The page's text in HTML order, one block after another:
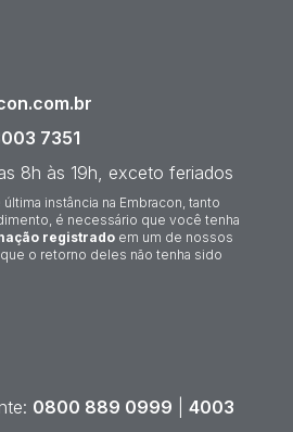
7351
8h às 19h, exceto feriados
instância na Embracon, tanto
é necessário que você tenha
registrado em um de nossos
o retorno deles não tenha sido
0800 889 0999
4003